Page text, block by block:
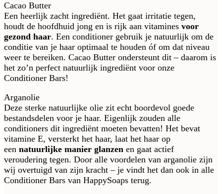
Cacao Butter
Een heerlijk zacht ingrediënt. Het gaat irritatie tegen,
houdt de hoofdhuid jong en is rijk aan vitamines voor
gezond haar. Een conditioner gebruik je natuurlijk om de
conditie van je haar optimaal te houden óf om dat niveau
weer te bereiken. Cacao Butter ondersteunt dit – daarom is
het zo’n perfect natuurlijk ingrediënt voor onze
Conditioner Bars!
Arganolie
Deze sterke natuurlijke olie zit echt boordevol goede
bestandsdelen voor je haar. Eigenlijk zouden alle
conditioners dit ingrediënt moeten bevatten! Het bevat
vitamine E, versterkt het haar, laat het haar op
een natuurlijke manier glanzen en gaat actief
veroudering tegen. Door alle voordelen van arganolie zijn
wij overtuigd van zijn kracht – je vindt het dan ook in alle
Conditioner Bars van HappySoaps terug.